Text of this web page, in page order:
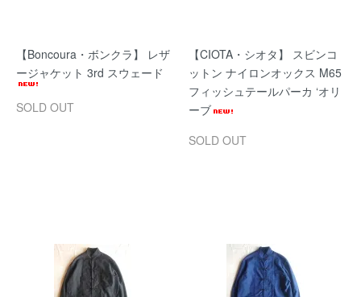
【Boncoura・ボンクラ】 レザ
ージャケット 3rd スウェード
SOLD OUT
【CIOTA・シオタ】 スビンコ
ットン ナイロンオックス M65
フィッシュテールパーカ ‘オリ
ーブ
SOLD OUT